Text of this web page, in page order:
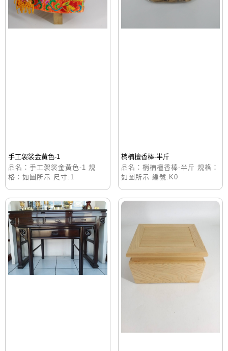
手工袈裟金黃色-1
品名：手工袈裟金黃色-1 規
格：如圖所示 尺寸:1
梢楠檀香棒-半斤
品名：梢楠檀香棒-半斤 規格：
如圖所示 編號:K0